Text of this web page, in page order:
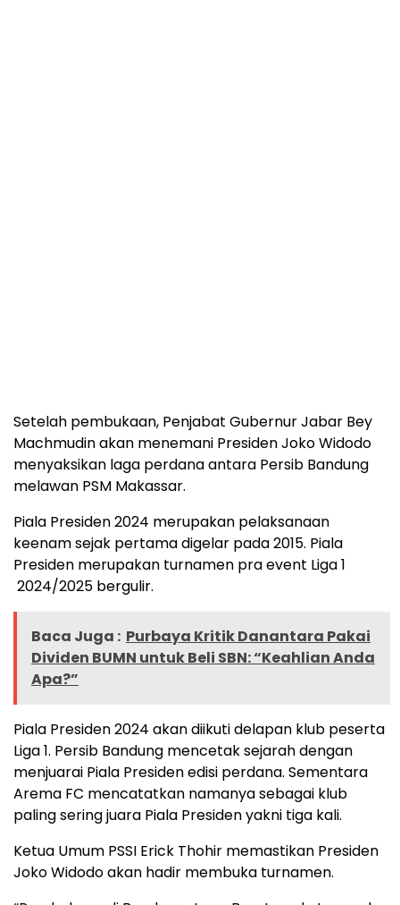
Setelah pembukaan, Penjabat Gubernur Jabar Bey
Machmudin akan menemani Presiden Joko Widodo
menyaksikan laga perdana antara Persib Bandung
melawan PSM Makassar.
Piala Presiden 2024 merupakan pelaksanaan
keenam sejak pertama digelar pada 2015. Piala
Presiden merupakan turnamen pra event Liga 1
2024/2025 bergulir.
Baca Juga : Purbaya Kritik Danantara Pakai
Dividen BUMN untuk Beli SBN: “Keahlian Anda
Apa?”
Piala Presiden 2024 akan diikuti delapan klub peserta
Liga 1. Persib Bandung mencetak sejarah dengan
menjuarai Piala Presiden edisi perdana. Sementara
Arema FC mencatatkan namanya sebagai klub
paling sering juara Piala Presiden yakni tiga kali.
Ketua Umum PSSI Erick Thohir memastikan Presiden
Joko Widodo akan hadir membuka turnamen.